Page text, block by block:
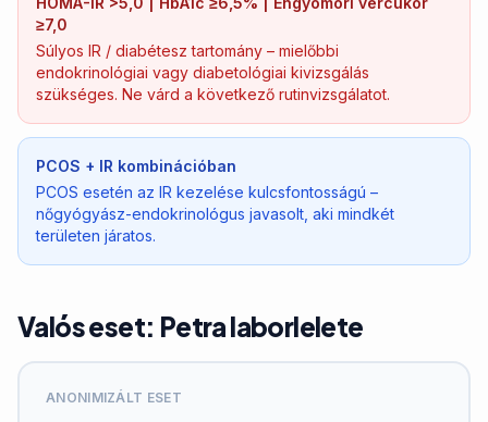
≥7,0
Súlyos IR / diabétesz tartomány – mielőbbi
endokrinológiai vagy diabetológiai kivizsgálás
szükséges. Ne várd a következő rutinvizsgálatot.
PCOS + IR kombinációban
PCOS esetén az IR kezelése kulcsfontosságú –
nőgyógyász-endokrinológus javasolt, aki mindkét
területen járatos.
Valós eset: Petra laborlelete
ANONIMIZÁLT ESET